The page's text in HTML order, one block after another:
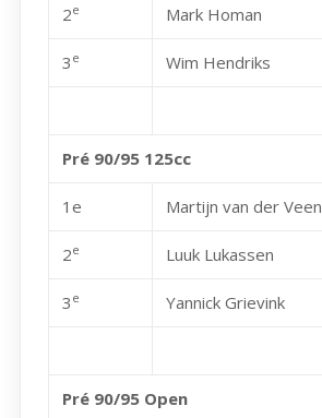
2e Mark Homan
3 e Wim Hendriks
Pré 90/95 125cc
1e Martijn van der Veen
2e Luuk Lukassen
3 e Yannick Grievink
Pré 90/95 Open